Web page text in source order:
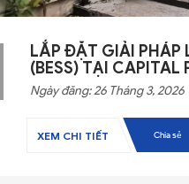
LẮP ĐẶT GIẢI PHÁP
(BESS) TẠI CAPITAL
Ngày đăng: 26 Tháng 3, 2026
XEM CHI TIẾT Chia sẻ